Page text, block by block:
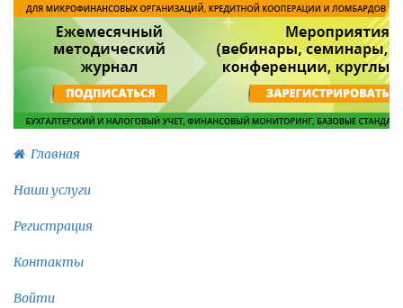
Главная
Наши услуги
Регистрация
Контакты
Войти